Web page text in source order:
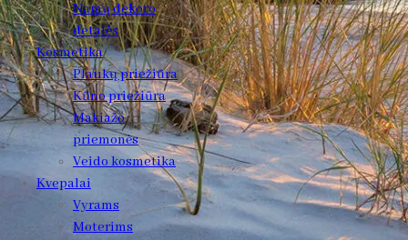
Namų dekoro
detalės
Kosmetika
Plaukų priežiūra
Kūno priežiūra
Makiažo
priemonės
Veido kosmetika
Kvepalai
Vyrams
Moterims